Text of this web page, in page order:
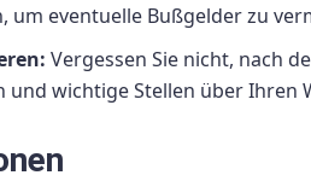
um eventuelle Bußgelder zu
Vergessen Sie nicht, nach
wichtige Stellen über Ihren